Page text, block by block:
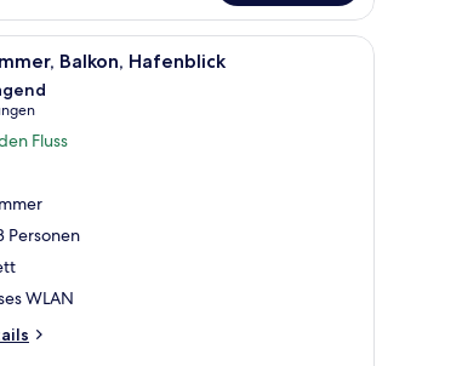
Zimmersafe, Schreibtisch, laptopgeeigneter
Balkon, Hafenblick
Fluss
Personen
WLAN